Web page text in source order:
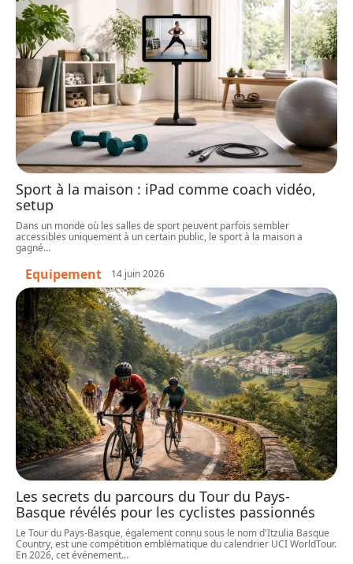
Sport à la maison : iPad comme coach vidéo,
setup
Dans un monde où les salles de sport peuvent parfois sembler
accessibles uniquement à un certain public, le sport à la maison a
gagné…
Equipement 14 juin 2026
Les secrets du parcours du Tour du Pays-
Basque révélés pour les cyclistes passionnés
Le Tour du Pays-Basque, également connu sous le nom d'Itzulia Basque
Country, est une compétition emblématique du calendrier UCI WorldTour.
En 2026, cet événement…